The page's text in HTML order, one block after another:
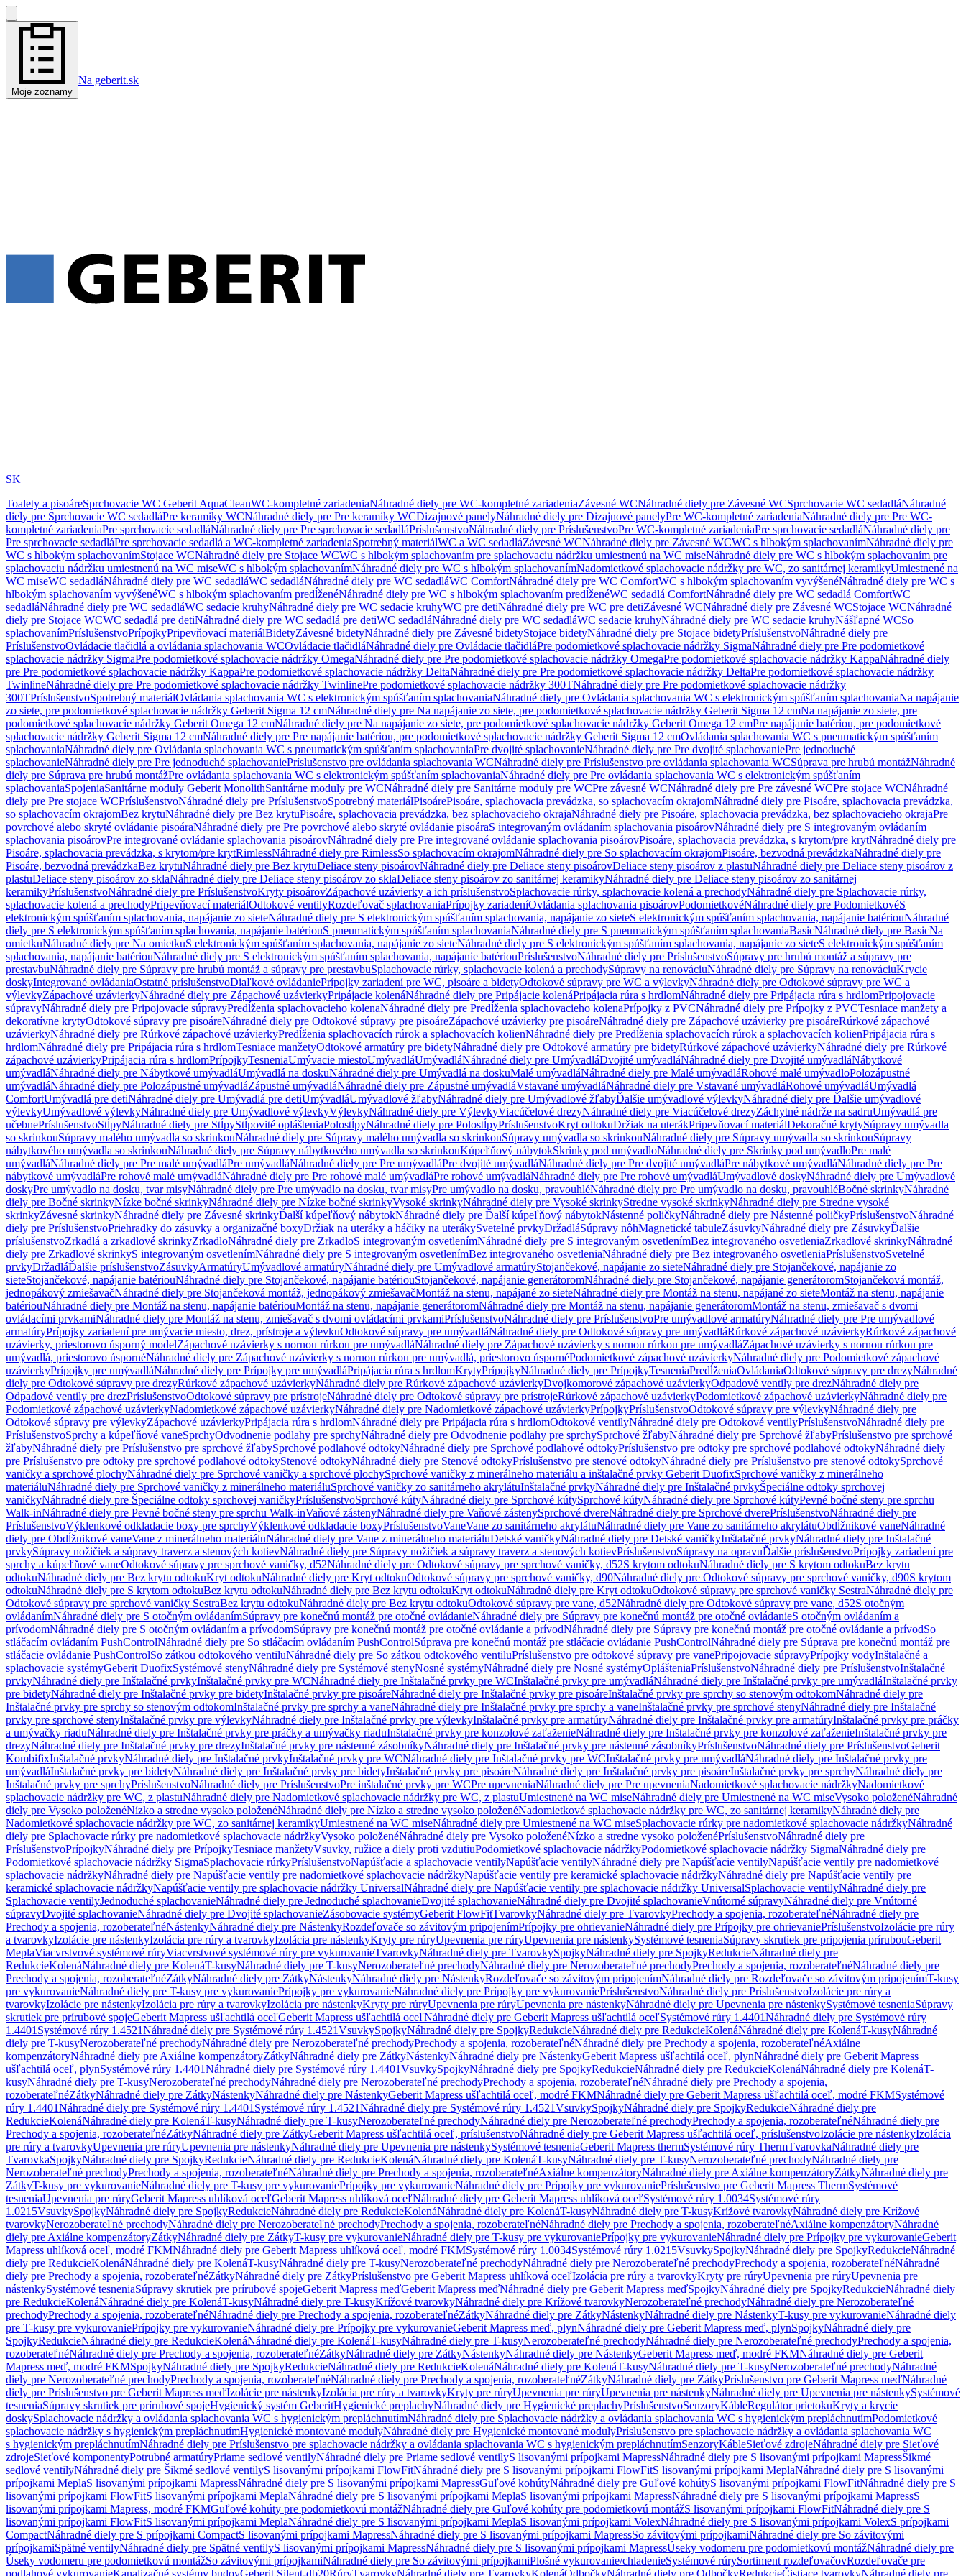
Moje zoznamy
Na geberit.sk
SK
Toalety a pisoáreSprchovacie WC Geberit AquaCleanWC-kompletné zariadeniaNáhradné diely pre WC-kompletné zariadeniaZávesné WCNáhradné diely pre Závesné WCSprchovacie WC sedadláNáhradné
diely pre Sprchovacie WC sedadláPre keramiky WCNáhradné diely pre Pre keramiky WCDizajnové panelyNáhradné diely pre Dizajnové panelyPre WC-kompletné zariadeniaNáhradné diely pre Pre WC-
kompletné zariadeniaPre sprchovacie sedadláNáhradné diely pre Pre sprchovacie sedadláPríslušenstvoNáhradné diely pre PríslušenstvoPre WC-kompletné zariadeniaPre sprchovacie sedadláNáhradné diely pre
Pre sprchovacie sedadláPre sprchovacie sedadlá a WC-kompletné zariadeniaSpotrebný materiálWC a WC sedadláZávesné WCNáhradné diely pre Závesné WCWC s hlbokým splachovanímNáhradné diely pre
WC s hlbokým splachovanímStojace WCNáhradné diely pre Stojace WCWC s hlbokým splachovaním pre splachovaciu nádržku umiestnenú na WC miseNáhradné diely pre WC s hlbokým splachovaním pre
splachovaciu nádržku umiestnenú na WC miseWC s hlbokým splachovanímNáhradné diely pre WC s hlbokým splachovanímNadomietkové splachovacie nádržky pre WC, zo sanitárnej keramikyUmiestnené na
WC miseWC sedadláNáhradné diely pre WC sedadláWC sedadláNáhradné diely pre WC sedadláWC ComfortNáhradné diely pre WC ComfortWC s hlbokým splachovaním vyvýšenéNáhradné diely pre WC s
hlbokým splachovaním vyvýšenéWC s hlbokým splachovaním predĺženéNáhradné diely pre WC s hlbokým splachovaním predĺženéWC sedadlá ComfortNáhradné diely pre WC sedadlá ComfortWC
sedadláNáhradné diely pre WC sedadláWC sedacie kruhyNáhradné diely pre WC sedacie kruhyWC pre detiNáhradné diely pre WC pre detiZávesné WCNáhradné diely pre Závesné WCStojace WCNáhradné
diely pre Stojace WCWC sedadlá pre detiNáhradné diely pre WC sedadlá pre detiWC sedadláNáhradné diely pre WC sedadláWC sedacie kruhyNáhradné diely pre WC sedacie kruhyNášľapné WCSo
splachovanímPríslušenstvoPrípojkyPripevňovací materiálBidetyZávesné bidetyNáhradné diely pre Závesné bidetyStojace bidetyNáhradné diely pre Stojace bidetyPríslušenstvoNáhradné diely pre
PríslušenstvoOvládacie tlačidlá a ovládania splachovania WCOvládacie tlačidláNáhradné diely pre Ovládacie tlačidláPre podomietkové splachovacie nádržky SigmaNáhradné diely pre Pre podomietkové
splachovacie nádržky SigmaPre podomietkové splachovacie nádržky OmegaNáhradné diely pre Pre podomietkové splachovacie nádržky OmegaPre podomietkové splachovacie nádržky KappaNáhradné diely
pre Pre podomietkové splachovacie nádržky KappaPre podomietkové splachovacie nádržky DeltaNáhradné diely pre Pre podomietkové splachovacie nádržky DeltaPre podomietkové splachovacie nádržky
TwinlineNáhradné diely pre Pre podomietkové splachovacie nádržky TwinlinePre podomietkové splachovacie nádržky 300TNáhradné diely pre Pre podomietkové splachovacie nádržky
300TPríslušenstvoSpotrebný materiálOvládania splachovania WC s elektronickým spúšťaním splachovaniaNáhradné diely pre Ovládania splachovania WC s elektronickým spúšťaním splachovaniaNa napájanie
zo siete, pre podomietkové splachovacie nádržky Geberit Sigma 12 cmNáhradné diely pre Na napájanie zo siete, pre podomietkové splachovacie nádržky Geberit Sigma 12 cmNa napájanie zo siete, pre
podomietkové splachovacie nádržky Geberit Omega 12 cmNáhradné diely pre Na napájanie zo siete, pre podomietkové splachovacie nádržky Geberit Omega 12 cmPre napájanie batériou, pre podomietkové
splachovacie nádržky Geberit Sigma 12 cmNáhradné diely pre Pre napájanie batériou, pre podomietkové splachovacie nádržky Geberit Sigma 12 cmOvládania splachovania WC s pneumatickým spúšťaním
splachovaniaNáhradné diely pre Ovládania splachovania WC s pneumatickým spúšťaním splachovaniaPre dvojité splachovanieNáhradné diely pre Pre dvojité splachovaniePre jednoduché
splachovanieNáhradné diely pre Pre jednoduché splachovaniePríslušenstvo pre ovládania splachovania WCNáhradné diely pre Príslušenstvo pre ovládania splachovania WCSúprava pre hrubú montážNáhradné
diely pre Súprava pre hrubú montážPre ovládania splachovania WC s elektronickým spúšťaním splachovaniaNáhradné diely pre Pre ovládania splachovania WC s elektronickým spúšťaním
splachovaniaSpojeniaSanitárne moduly Geberit MonolithSanitárne moduly pre WCNáhradné diely pre Sanitárne moduly pre WCPre závesné WCNáhradné diely pre Pre závesné WCPre stojace WCNáhradné
diely pre Pre stojace WCPríslušenstvoNáhradné diely pre PríslušenstvoSpotrebný materiálPisoárePisoáre, splachovacia prevádzka, so splachovacím okrajomNáhradné diely pre Pisoáre, splachovacia prevádzka,
so splachovacím okrajomBez krytuNáhradné diely pre Bez krytuPisoáre, splachovacia prevádzka, bez splachovacieho okrajaNáhradné diely pre Pisoáre, splachovacia prevádzka, bez splachovacieho okrajaPre
povrchové alebo skryté ovládanie pisoáraNáhradné diely pre Pre povrchové alebo skryté ovládanie pisoáraS integrovaným ovládaním splachovania pisoárovNáhradné diely pre S integrovaným ovládaním
splachovania pisoárovPre integrované ovládanie splachovania pisoárovNáhradné diely pre Pre integrované ovládanie splachovania pisoárovPisoáre, splachovacia prevádzka, s krytom/pre krytNáhradné diely pre
Pisoáre, splachovacia prevádzka, s krytom/pre krytRimlessNáhradné diely pre RimlessSo splachovacím okrajomNáhradné diely pre So splachovacím okrajomPisoáre, bezvodná prevádzkaNáhradné diely pre
Pisoáre, bezvodná prevádzkaBez krytuNáhradné diely pre Bez krytuDeliace steny pisoárovNáhradné diely pre Deliace steny pisoárovDeliace steny pisoárov z plastuNáhradné diely pre Deliace steny pisoárov z
plastuDeliace steny pisoárov zo sklaNáhradné diely pre Deliace steny pisoárov zo sklaDeliace steny pisoárov zo sanitárnej keramikyNáhradné diely pre Deliace steny pisoárov zo sanitárnej
keramikyPríslušenstvoNáhradné diely pre PríslušenstvoKryty pisoárovZápachové uzávierky a ich príslušenstvoSplachovacie rúrky, splachovacie kolená a prechodyNáhradné diely pre Splachovacie rúrky,
splachovacie kolená a prechodyPripevňovací materiálOdtokové ventilyRozdeľovač splachovaniaPrípojky zariadeníOvládania splachovania pisoárovPodomietkovéNáhradné diely pre PodomietkovéS
elektronickým spúšťaním splachovania, napájanie zo sieteNáhradné diely pre S elektronickým spúšťaním splachovania, napájanie zo sieteS elektronickým spúšťaním splachovania, napájanie batériouNáhradné
diely pre S elektronickým spúšťaním splachovania, napájanie batériouS pneumatickým spúšťaním splachovaniaNáhradné diely pre S pneumatickým spúšťaním splachovaniaBasicNáhradné diely pre BasicNa
omietkuNáhradné diely pre Na omietkuS elektronickým spúšťaním splachovania, napájanie zo sieteNáhradné diely pre S elektronickým spúšťaním splachovania, napájanie zo sieteS elektronickým spúšťaním
splachovania, napájanie batériouNáhradné diely pre S elektronickým spúšťaním splachovania, napájanie batériouPríslušenstvoNáhradné diely pre PríslušenstvoSúpravy pre hrubú montáž a súpravy pre
prestavbuNáhradné diely pre Súpravy pre hrubú montáž a súpravy pre prestavbuSplachovacie rúrky, splachovacie kolená a prechodySúpravy na renováciuNáhradné diely pre Súpravy na renováciuKrycie
doskyIntegrované ovládaniaOstatné príslušenstvoDiaľkové ovládaniePrípojky zariadení pre WC, pisoáre a bidetyOdtokové súpravy pre WC a výlevkyNáhradné diely pre Odtokové súpravy pre WC a
výlevkyZápachové uzávierkyNáhradné diely pre Zápachové uzávierkyPripájacie kolenáNáhradné diely pre Pripájacie kolenáPripájacia rúra s hrdlomNáhradné diely pre Pripájacia rúra s hrdlomPripojovacie
súpravyNáhradné diely pre Pripojovacie súpravyPredĺženia splachovacieho kolenaNáhradné diely pre Predĺženia splachovacieho kolenaPrípojky z PVCNáhradné diely pre Prípojky z PVCTesniace manžety a
dekoratívne krytyOdtokové súpravy pre pisoáreNáhradné diely pre Odtokové súpravy pre pisoáreZápachové uzávierky pre pisoáreNáhradné diely pre Zápachové uzávierky pre pisoáreRúrkové zápachové
uzávierkyNáhradné diely pre Rúrkové zápachové uzávierkyPredĺženia splachovacích rúrok a splachovacích kolienNáhradné diely pre Predĺženia splachovacích rúrok a splachovacích kolienPripájacia rúra s
hrdlomNáhradné diely pre Pripájacia rúra s hrdlomTesniace manžetyOdtokové armatúry pre bidetyNáhradné diely pre Odtokové armatúry pre bidetyRúrkové zápachové uzávierkyNáhradné diely pre Rúrkové
zápachové uzávierkyPripájacia rúra s hrdlomPrípojkyTesneniaUmývacie miestoUmývadláUmývadláNáhradné diely pre UmývadláDvojité umývadláNáhradné diely pre Dvojité umývadláNábytkové
umývadláNáhradné diely pre Nábytkové umývadláUmývadlá na doskuNáhradné diely pre Umývadlá na doskuMalé umývadláNáhradné diely pre Malé umývadláRohové malé umývadloPolozápustné
umývadláNáhradné diely pre Polozápustné umývadláZápustné umývadláNáhradné diely pre Zápustné umývadláVstavané umývadláNáhradné diely pre Vstavané umývadláRohové umývadláUmývadlá
ComfortUmývadlá pre detiNáhradné diely pre Umývadlá pre detiUmývadláUmývadlové žľabyNáhradné diely pre Umývadlové žľabyĎalšie umývadlové výlevkyNáhradné diely pre Ďalšie umývadlové
výlevkyUmývadlové výlevkyNáhradné diely pre Umývadlové výlevkyVýlevkyNáhradné diely pre VýlevkyViacúčelové drezyNáhradné diely pre Viacúčelové drezyZáchytné nádrže na sadruUmývadlá pre
učebnePríslušenstvoStĺpyNáhradné diely pre StĺpyStĺpovité oplášteniaPolostĺpyNáhradné diely pre PolostĺpyPríslušenstvoKryt odtokuDržiak na uterákPripevňovací materiálDekoračné krytySúpravy umývadla
so skrinkouSúpravy malého umývadla so skrinkouNáhradné diely pre Súpravy malého umývadla so skrinkouSúpravy umývadla so skrinkouNáhradné diely pre Súpravy umývadla so skrinkouSúpravy
nábytkového umývadla so skrinkouNáhradné diely pre Súpravy nábytkového umývadla so skrinkouKúpeľňový nábytokSkrinky pod umývadloNáhradné diely pre Skrinky pod umývadloPre malé
umývadláNáhradné diely pre Pre malé umývadláPre umývadláNáhradné diely pre Pre umývadláPre dvojité umývadláNáhradné diely pre Pre dvojité umývadláPre nábytkové umývadláNáhradné diely pre Pre
nábytkové umývadláPre rohové malé umývadláNáhradné diely pre Pre rohové malé umývadláPre rohové umývadláNáhradné diely pre Pre rohové umývadláUmývadlové doskyNáhradné diely pre Umývadlové
doskyPre umývadlo na dosku, tvar misyNáhradné diely pre Pre umývadlo na dosku, tvar misyPre umývadlo na dosku, pravouhléNáhradné diely pre Pre umývadlo na dosku, pravouhléBočné skrinkyNáhradné
diely pre Bočné skrinkyNízke bočné skrinkyNáhradné diely pre Nízke bočné skrinkyVysoké skrinkyNáhradné diely pre Vysoké skrinkyStredne vysoké skrinkyNáhradné diely pre Stredne vysoké
skrinkyZávesné skrinkyNáhradné diely pre Závesné skrinkyĎalší kúpeľňový nábytokNáhradné diely pre Ďalší kúpeľňový nábytokNástenné poličkyNáhradné diely pre Nástenné poličkyPríslušenstvoNáhradné
diely pre PríslušenstvoPriehradky do zásuvky a organizačné boxyDržiak na uteráky a háčiky na uterákySvetelné prvkyDržadláSúpravy nôhMagnetické tabuleZásuvkyNáhradné diely pre ZásuvkyĎalšie
príslušenstvoZrkadlá a zrkadlové skrinkyZrkadloNáhradné diely pre ZrkadloS integrovaným osvetlenímNáhradné diely pre S integrovaným osvetlenímBez integrovaného osvetleniaZrkadlové skrinkyNáhradné
diely pre Zrkadlové skrinkyS integrovaným osvetlenímNáhradné diely pre S integrovaným osvetlenímBez integrovaného osvetleniaNáhradné diely pre Bez integrovaného osvetleniaPríslušenstvoSvetelné
prvkyDržadláĎalšie príslušenstvoZásuvkyArmatúryUmývadlové armatúryNáhradné diely pre Umývadlové armatúryStojančekové, napájanie zo sieteNáhradné diely pre Stojančekové, napájanie zo
sieteStojančekové, napájanie batériouNáhradné diely pre Stojančekové, napájanie batériouStojančekové, napájanie generátoromNáhradné diely pre Stojančekové, napájanie generátoromStojančeková montáž,
jednopákový zmiešavačNáhradné diely pre Stojančeková montáž, jednopákový zmiešavačMontáž na stenu, napájané zo sieteNáhradné diely pre Montáž na stenu, napájané zo sieteMontáž na stenu, napájanie
batériouNáhradné diely pre Montáž na stenu, napájanie batériouMontáž na stenu, napájanie generátoromNáhradné diely pre Montáž na stenu, napájanie generátoromMontáž na stenu, zmiešavač s dvomi
ovládacími prvkamiNáhradné diely pre Montáž na stenu, zmiešavač s dvomi ovládacími prvkamiPríslušenstvoNáhradné diely pre PríslušenstvoPre umývadlové armatúryNáhradné diely pre Pre umývadlové
armatúryPrípojky zariadení pre umývacie miesto, drez, prístroje a výlevkuOdtokové súpravy pre umývadláNáhradné diely pre Odtokové súpravy pre umývadláRúrkové zápachové uzávierkyRúrkové zápachové
uzávierky, priestorovo úsporný modelZápachové uzávierky s nornou rúrkou pre umývadláNáhradné diely pre Zápachové uzávierky s nornou rúrkou pre umývadláZápachové uzávierky s nornou rúrkou pre
umývadlá, priestorovo úspornéNáhradné diely pre Zápachové uzávierky s nornou rúrkou pre umývadlá, priestorovo úspornéPodomietkové zápachové uzávierkyNáhradné diely pre Podomietkové zápachové
uzávierkyPrípojky pre umývadláNáhradné diely pre Prípojky pre umývadláPripájacia rúra s hrdlomKrytyPrípojkyNáhradné diely pre PrípojkyTesneniaPredĺženiaOvládaniaOdtokové súpravy pre drezyNáhradné
diely pre Odtokové súpravy pre drezyRúrkové zápachové uzávierkyNáhradné diely pre Rúrkové zápachové uzávierkyDvojkomorové zápachové uzávierkyOdpadové ventily pre drezNáhradné diely pre
Odpadové ventily pre drezPríslušenstvoOdtokové súpravy pre prístrojeNáhradné diely pre Odtokové súpravy pre prístrojeRúrkové zápachové uzávierkyPodomietkové zápachové uzávierkyNáhradné diely pre
Podomietkové zápachové uzávierkyNadomietkové zápachové uzávierkyNáhradné diely pre Nadomietkové zápachové uzávierkyPrípojkyPríslušenstvoOdtokové súpravy pre výlevkyNáhradné diely pre
Odtokové súpravy pre výlevkyZápachové uzávierkyPripájacia rúra s hrdlomNáhradné diely pre Pripájacia rúra s hrdlomOdtokové ventilyNáhradné diely pre Odtokové ventilyPríslušenstvoNáhradné diely pre
PríslušenstvoSprchy a kúpeľňové vaneSprchyOdvodnenie podlahy pre sprchyNáhradné diely pre Odvodnenie podlahy pre sprchySprchové žľabyNáhradné diely pre Sprchové žľabyPríslušenstvo pre sprchové
žľabyNáhradné diely pre Príslušenstvo pre sprchové žľabySprchové podlahové odtokyNáhradné diely pre Sprchové podlahové odtokyPríslušenstvo pre odtoky pre sprchové podlahové odtokyNáhradné diely
pre Príslušenstvo pre odtoky pre sprchové podlahové odtokyStenové odtokyNáhradné diely pre Stenové odtokyPríslušenstvo pre stenové odtokyNáhradné diely pre Príslušenstvo pre stenové odtokySprchové
vaničky a sprchové plochyNáhradné diely pre Sprchové vaničky a sprchové plochySprchové vaničky z minerálneho materiálu a inštalačné prvky Geberit DuofixSprchové vaničky z minerálneho
materiáluNáhradné diely pre Sprchové vaničky z minerálneho materiáluSprchové vaničky zo sanitárneho akrylátuInštalačné prvkyNáhradné diely pre Inštalačné prvkyŠpeciálne odtoky sprchovej
vaničkyNáhradné diely pre Špeciálne odtoky sprchovej vaničkyPríslušenstvoSprchové kútyNáhradné diely pre Sprchové kútySprchové kútyNáhradné diely pre Sprchové kútyPevné bočné steny pre sprchu
Walk-inNáhradné diely pre Pevné bočné steny pre sprchu Walk-inVaňové zástenyNáhradné diely pre Vaňové zástenySprchové dvereNáhradné diely pre Sprchové dverePríslušenstvoNáhradné diely pre
PríslušenstvoVýklenkové odkladacie boxy pre sprchyVýklenkové odkladacie boxyPríslušenstvoVaneVane zo sanitárneho akrylátuNáhradné diely pre Vane zo sanitárneho akrylátuObdĺžnikové vaneNáhradné
diely pre Obdĺžnikové vaneVane z minerálneho materiáluNáhradné diely pre Vane z minerálneho materiáluDetské vaničkyNáhradné diely pre Detské vaničkyInštalačné prvkyNáhradné diely pre Inštalačné
prvkySúpravy nožičiek a súpravy traverz a stenových kotievNáhradné diely pre Súpravy nožičiek a súpravy traverz a stenových kotievPríslušenstvoSúpravy na opravuĎalšie príslušenstvoPrípojky zariadení pre
sprchy a kúpeľňové vaneOdtokové súpravy pre sprchové vaničky, d52Náhradné diely pre Odtokové súpravy pre sprchové vaničky, d52S krytom odtokuNáhradné diely pre S krytom odtokuBez krytu
odtokuNáhradné diely pre Bez krytu odtokuKryt odtokuNáhradné diely pre Kryt odtokuOdtokové súpravy pre sprchové vaničky, d90Náhradné diely pre Odtokové súpravy pre sprchové vaničky, d90S krytom
odtokuNáhradné diely pre S krytom odtokuBez krytu odtokuNáhradné diely pre Bez krytu odtokuKryt odtokuNáhradné diely pre Kryt odtokuOdtokové súpravy pre sprchové vaničky SestraNáhradné diely pre
Odtokové súpravy pre sprchové vaničky SestraBez krytu odtokuNáhradné diely pre Bez krytu odtokuOdtokové súpravy pre vane, d52Náhradné diely pre Odtokové súpravy pre vane, d52S otočným
ovládanímNáhradné diely pre S otočným ovládanímSúpravy pre konečnú montáž pre otočné ovládanieNáhradné diely pre Súpravy pre konečnú montáž pre otočné ovládanieS otočným ovládaním a
prívodomNáhradné diely pre S otočným ovládaním a prívodomSúpravy pre konečnú montáž pre otočné ovládanie a prívodNáhradné diely pre Súpravy pre konečnú montáž pre otočné ovládanie a prívodSo
stláčacím ovládaním PushControlNáhradné diely pre So stláčacím ovládaním PushControlSúprava pre konečnú montáž pre stláčacie ovládanie PushControlNáhradné diely pre Súprava pre konečnú montáž pre
stláčacie ovládanie PushControlSo zátkou odtokového ventiluNáhradné diely pre So zátkou odtokového ventiluPríslušenstvo pre odtokové súpravy pre vanePripojovacie súpravyPrípojky vodyInštalačné a
splachovacie systémyGeberit DuofixSystémové stenyNáhradné diely pre Systémové stenyNosné systémyNáhradné diely pre Nosné systémyOplášteniaPríslušenstvoNáhradné diely pre PríslušenstvoInštalačné
prvkyNáhradné diely pre Inštalačné prvkyInštalačné prvky pre WCNáhradné diely pre Inštalačné prvky pre WCInštalačné prvky pre umývadláNáhradné diely pre Inštalačné prvky pre umývadláInštalačné prvky
pre bidetyNáhradné diely pre Inštalačné prvky pre bidetyInštalačné prvky pre pisoáreNáhradné diely pre Inštalačné prvky pre pisoáreInštalačné prvky pre sprchy so stenovým odtokomNáhradné diely pre
Inštalačné prvky pre sprchy so stenovým odtokomInštalačné prvky pre sprchy a vaneNáhradné diely pre Inštalačné prvky pre sprchy a vaneInštalačné prvky pre sprchové stenyNáhradné diely pre Inštalačné
prvky pre sprchové stenyInštalačné prvky pre výlevkyNáhradné diely pre Inštalačné prvky pre výlevkyInštalačné prvky pre armatúryNáhradné diely pre Inštalačné prvky pre armatúryInštalačné prvky pre práčky
a umývačky riaduNáhradné diely pre Inštalačné prvky pre práčky a umývačky riaduInštalačné prvky pre konzolové zaťaženieNáhradné diely pre Inštalačné prvky pre konzolové zaťaženieInštalačné prvky pre
drezyNáhradné diely pre Inštalačné prvky pre drezyInštalačné prvky pre nástenné zásobníkyNáhradné diely pre Inštalačné prvky pre nástenné zásobníkyPríslušenstvoNáhradné diely pre PríslušenstvoGeberit
KombifixInštalačné prvkyNáhradné diely pre Inštalačné prvkyInštalačné prvky pre WCNáhradné diely pre Inštalačné prvky pre WCInštalačné prvky pre umývadláNáhradné diely pre Inštalačné prvky pre
umývadláInštalačné prvky pre bidetyNáhradné diely pre Inštalačné prvky pre bidetyInštalačné prvky pre pisoáreNáhradné diely pre Inštalačné prvky pre pisoáreInštalačné prvky pre sprchyNáhradné diely pre
Inštalačné prvky pre sprchyPríslušenstvoNáhradné diely pre PríslušenstvoPre inštalačné prvky pre WCPre upevneniaNáhradné diely pre Pre upevneniaNadomietkové splachovacie nádržkyNadomietkové
splachovacie nádržky pre WC, z plastuNáhradné diely pre Nadomietkové splachovacie nádržky pre WC, z plastuUmiestnené na WC miseNáhradné diely pre Umiestnené na WC miseVysoko položenéNáhradné
diely pre Vysoko položenéNízko a stredne vysoko položenéNáhradné diely pre Nízko a stredne vysoko položenéNadomietkové splachovacie nádržky pre WC, zo sanitárnej keramikyNáhradné diely pre
Nadomietkové splachovacie nádržky pre WC, zo sanitárnej keramikyUmiestnené na WC miseNáhradné diely pre Umiestnené na WC miseSplachovacie rúrky pre nadomietkové splachovacie nádržkyNáhradné
diely pre Splachovacie rúrky pre nadomietkové splachovacie nádržkyVysoko položenéNáhradné diely pre Vysoko položenéNízko a stredne vysoko položenéPríslušenstvoNáhradné diely pre
PríslušenstvoPrípojkyNáhradné diely pre PrípojkyTesniace manžetyVsuvky, ružice a diely proti vzdutiuPodomietkové splachovacie nádržkyPodomietkové splachovacie nádržky SigmaNáhradné diely pre
Podomietkové splachovacie nádržky SigmaSplachovacie rúrkyPríslušenstvoNapúšťacie a splachovacie ventilyNapúšťacie ventilyNáhradné diely pre Napúšťacie ventilyNapúšťacie ventily pre nadomietkové
splachovacie nádržkyNáhradné diely pre Napúšťacie ventily pre nadomietkové splachovacie nádržkyNapúšťacie ventily pre keramické splachovacie nádržkyNáhradné diely pre Napúšťacie ventily pre
keramické splachovacie nádržkyNapúšťacie ventily pre splachovacie nádržky UniversalNáhradné diely pre Napúšťacie ventily pre splachovacie nádržky UniversalSplachovacie ventilyNáhradné diely pre
Splachovacie ventilyJednoduché splachovanieNáhradné diely pre Jednoduché splachovanieDvojité splachovanieNáhradné diely pre Dvojité splachovanieVnútorné súpravyNáhradné diely pre Vnútorné
súpravyDvojité splachovanieNáhradné diely pre Dvojité splachovanieZásobovacie systémyGeberit FlowFitTvarovkyNáhradné diely pre TvarovkyPrechody a spojenia, rozoberateľnéNáhradné diely pre
Prechody a spojenia, rozoberateľnéNástenkyNáhradné diely pre NástenkyRozdeľovače so závitovým pripojenímPrípojky pre ohrievanieNáhradné diely pre Prípojky pre ohrievaniePríslušenstvoIzolácie pre rúry
a tvarovkyIzolácie pre nástenkyIzolácia pre rúry a tvarovkyIzolácia pre nástenkyKryty pre rúryUpevnenia pre rúryUpevnenia pre nástenkySystémové tesneniaSúpravy skrutiek pre pripojenia prírubouGeberit
MeplaViacvrstvové systémové rúryViacvrstvové systémové rúry pre vykurovanieTvarovkyNáhradné diely pre TvarovkySpojkyNáhradné diely pre SpojkyRedukcieNáhradné diely pre
RedukcieKolenáNáhradné diely pre KolenáT-kusyNáhradné diely pre T-kusyNerozoberateľné prechodyNáhradné diely pre Nerozoberateľné prechodyPrechody a spojenia, rozoberateľnéNáhradné diely pre
Prechody a spojenia, rozoberateľnéZátkyNáhradné diely pre ZátkyNástenkyNáhradné diely pre NástenkyRozdeľovače so závitovým pripojenímNáhradné diely pre Rozdeľovače so závitovým pripojenímT-kusy
pre vykurovanieNáhradné diely pre T-kusy pre vykurovaniePrípojky pre vykurovanieNáhradné diely pre Prípojky pre vykurovaniePríslušenstvoNáhradné diely pre PríslušenstvoIzolácie pre rúry a
tvarovkyIzolácie pre nástenkyIzolácia pre rúry a tvarovkyIzolácia pre nástenkyKryty pre rúryUpevnenia pre rúryUpevnenia pre nástenkyNáhradné diely pre Upevnenia pre nástenkySystémové tesneniaSúpravy
skrutiek pre prírubové spojeGeberit Mapress ušľachtilá oceľGeberit Mapress ušľachtilá oceľNáhradné diely pre Geberit Mapress ušľachtilá oceľSystémové rúry 1.4401Náhradné diely pre Systémové rúry
1.4401 Systémové rúry 1.4521Náhradné diely pre Systémové rúry 1.4521VsuvkySpojkyNáhradné diely pre SpojkyRedukcieNáhradné diely pre RedukcieKolenáNáhradné diely pre KolenáT-kusyNáhradné
diely pre T-kusyNerozoberateľné prechodyNáhradné diely pre Nerozoberateľné prechodyPrechody a spojenia, rozoberateľnéNáhradné diely pre Prechody a spojenia, rozoberateľnéAxiálne
kompenzátoryNáhradné diely pre Axiálne kompenzátoryZátkyNáhradné diely pre ZátkyNástenkyNáhradné diely pre NástenkyGeberit Mapress ušľachtilá oceľ, plynNáhradné diely pre Geberit Mapress
ušľachtilá oceľ, plynSystémové rúry 1.4401Náhradné diely pre Systémové rúry 1.4401VsuvkySpojkyNáhradné diely pre SpojkyRedukcieNáhradné diely pre RedukcieKolenáNáhradné diely pre KolenáT-
kusyNáhradné diely pre T-kusyNerozoberateľné prechodyNáhradné diely pre Nerozoberateľné prechodyPrechody a spojenia, rozoberateľnéNáhradné diely pre Prechody a spojenia,
rozoberateľnéZátkyNáhradné diely pre ZátkyNástenkyNáhradné diely pre NástenkyGeberit Mapress ušľachtilá oceľ, modré FKMNáhradné diely pre Geberit Mapress ušľachtilá oceľ, modré FKMSystémové
rúry 1.4401Náhradné diely pre Systémové rúry 1.4401 Systémové rúry 1.4521Náhradné diely pre Systémové rúry 1.4521VsuvkySpojkyNáhradné diely pre SpojkyRedukcieNáhradné diely pre
RedukcieKolenáNáhradné diely pre KolenáT-kusyNáhradné diely pre T-kusyNerozoberateľné prechodyNáhradné diely pre Nerozoberateľné prechodyPrechody a spojenia, rozoberateľnéNáhradné diely pre
Prechody a spojenia, rozoberateľnéZátkyNáhradné diely pre ZátkyGeberit Mapress ušľachtilá oceľ, príslušenstvoNáhradné diely pre Geberit Mapress ušľachtilá oceľ, príslušenstvoIzolácie pre nástenkyIzolácia
pre rúry a tvarovkyUpevnenia pre rúryUpevnenia pre nástenkyNáhradné diely pre Upevnenia pre nástenkySystémové tesneniaGeberit Mapress thermSystémové rúry ThermTvarovkaNáhradné diely pre
TvarovkaSpojkyNáhradné diely pre SpojkyRedukcieNáhradné diely pre RedukcieKolenáNáhradné diely pre KolenáT-kusyNáhradné diely pre T-kusyNerozoberateľné prechodyNáhradné diely pre
Nerozoberateľné prechodyPrechody a spojenia, rozoberateľnéNáhradné diely pre Prechody a spojenia, rozoberateľnéAxiálne kompenzátoryNáhradné diely pre Axiálne kompenzátoryZátkyNáhradné diely pre
ZátkyT-kusy pre vykurovanieNáhradné diely pre T-kusy pre vykurovaniePrípojky pre vykurovanieNáhradné diely pre Prípojky pre vykurovaniePríslušenstvo pre Geberit Mapress ThermSystémové
tesneniaUpevnenia pre rúryGeberit Mapress uhlíková oceľGeberit Mapress uhlíková oceľNáhradné diely pre Geberit Mapress uhlíková oceľSystémové rúry 1.0034Systémové rúry
1.0215VsuvkySpojkyNáhradné diely pre SpojkyRedukcieNáhradné diely pre RedukcieKolenáNáhradné diely pre KolenáT-kusyNáhradné diely pre T-kusyKrížové tvarovkyNáhradné diely pre Krížové
tvarovkyNerozoberateľné prechodyNáhradné diely pre Nerozoberateľné prechodyPrechody a spojenia, rozoberateľnéNáhradné diely pre Prechody a spojenia, rozoberateľnéAxiálne kompenzátoryNáhradné
diely pre Axiálne kompenzátoryZátkyNáhradné diely pre ZátkyT-kusy pre vykurovanieNáhradné diely pre T-kusy pre vykurovaniePrípojky pre vykurovanieNáhradné diely pre Prípojky pre vykurovanieGeberit
Mapress uhlíková oceľ, modré FKMNáhradné diely pre Geberit Mapress uhlíková oceľ, modré FKMSystémové rúry 1.0034Systémové rúry 1.0215VsuvkySpojkyNáhradné diely pre SpojkyRedukcieNáhradné
diely pre RedukcieKolenáNáhradné diely pre KolenáT-kusyNáhradné diely pre T-kusyNerozoberateľné prechodyNáhradné diely pre Nerozoberateľné prechodyPrechody a spojenia, rozoberateľnéNáhradné
diely pre Prechody a spojenia, rozoberateľnéZátkyNáhradné diely pre ZátkyPríslušenstvo pre Geberit Mapress uhlíková oceľIzolácia pre rúry a tvarovkyKryty pre rúryUpevnenia pre rúryUpevnenia pre
nástenkySystémové tesneniaSúpravy skrutiek pre prírubové spojeGeberit Mapress meďGeberit Mapress meďNáhradné diely pre Geberit Mapress meďSpojkyNáhradné diely pre SpojkyRedukcieNáhradné diely
pre RedukcieKolenáNáhradné diely pre KolenáT-kusyNáhradné diely pre T-kusyKrížové tvarovkyNáhradné diely pre Krížové tvarovkyNerozoberateľné prechodyNáhradné diely pre Nerozoberateľné
prechodyPrechody a spojenia, rozoberateľnéNáhradné diely pre Prechody a spojenia, rozoberateľnéZátkyNáhradné diely pre ZátkyNástenkyNáhradné diely pre NástenkyT-kusy pre vykurovanieNáhradné diely
pre T-kusy pre vykurovaniePrípojky pre vykurovanieNáhradné diely pre Prípojky pre vykurovanieGeberit Mapress meď, plynNáhradné diely pre Geberit Mapress meď, plynSpojkyNáhradné diely pre
SpojkyRedukcieNáhradné diely pre RedukcieKolenáNáhradné diely pre KolenáT-kusyNáhradné diely pre T-kusyNerozoberateľné prechodyNáhradné diely pre Nerozoberateľné prechodyPrechody a spojenia,
rozoberateľnéNáhradné diely pre Prechody a spojenia, rozoberateľnéZátkyNáhradné diely pre ZátkyNástenkyNáhradné diely pre NástenkyGeberit Mapress meď, modré FKMNáhradné diely pre Geberit
Mapress meď, modré FKMSpojkyNáhradné diely pre SpojkyRedukcieNáhradné diely pre RedukcieKolenáNáhradné diely pre KolenáT-kusyNáhradné diely pre T-kusyNerozoberateľné prechodyNáhradné
diely pre Nerozoberateľné prechodyPrechody a spojenia, rozoberateľnéNáhradné diely pre Prechody a spojenia, rozoberateľnéZátkyNáhradné diely pre ZátkyPríslušenstvo pre Geberit Mapress meďNáhradné
diely pre Príslušenstvo pre Geberit Mapress meďIzolácie pre nástenkyIzolácia pre rúry a tvarovkyKryty pre rúryUpevnenia pre rúryUpevnenia pre nástenkyNáhradné diely pre Upevnenia pre nástenkySystémové
tesneniaSúpravy skrutiek pre prírubové spojeHygienický systém GeberitHygienické preplachyNáhradné diely pre Hygienické preplachyPríslušenstvoSenzoryKábleRegulátor prietokuKryty a krycie
doskySplachovacie nádržky a ovládania splachovania WC s hygienickým prepláchnutímNáhradné diely pre Splachovacie nádržky a ovládania splachovania WC s hygienickým prepláchnutímPodomietkové
splachovacie nádržky s hygienickým prepláchnutímHygienické montované modulyNáhradné diely pre Hygienické montované modulyPríslušenstvo pre splachovacie nádržky a ovládania splachovania WC
s hygienickým prepláchnutímNáhradné diely pre Príslušenstvo pre splachovacie nádržky a ovládania splachovania WC s hygienickým prepláchnutímSenzoryKábleSieťové zdrojeNáhradné diely pre Sieťové
zdrojeSieťové komponentyPotrubné armatúryPriame sedlové ventilyNáhradné diely pre Priame sedlové ventilyS lisovanými prípojkami MapressNáhradné diely pre S lisovanými prípojkami MapressŠikmé
sedlové ventilyNáhradné diely pre Šikmé sedlové ventilyS lisovanými prípojkami FlowFitNáhradné diely pre S lisovanými prípojkami FlowFitS lisovanými prípojkami MeplaNáhradné diely pre S lisovanými
prípojkami MeplaS lisovanými prípojkami MapressNáhradné diely pre S lisovanými prípojkami MapressGuľové kohútyNáhradné diely pre Guľové kohútyS lisovanými prípojkami FlowFitNáhradné diely pre S
lisovanými prípojkami FlowFitS lisovanými prípojkami MeplaNáhradné diely pre S lisovanými prípojkami MeplaS lisovanými prípojkami MapressNáhradné diely pre S lisovanými prípojkami MapressS
lisovanými prípojkami Mapress, modré FKMGuľové kohúty pre podomietkovú montážNáhradné diely pre Guľové kohúty pre podomietkovú montážS lisovanými prípojkami FlowFitNáhradné diely pre S
lisovanými prípojkami FlowFitS lisovanými prípojkami MeplaNáhradné diely pre S lisovanými prípojkami MeplaS lisovanými prípojkami VolexNáhradné diely pre S lisovanými prípojkami VolexS prípojkami
CompactNáhradné diely pre S prípojkami CompactS lisovanými prípojkami MapressNáhradné diely pre S lisovanými prípojkami MapressSo závitovými prípojkamiNáhradné diely pre So závitovými
prípojkamiSpätné ventilyNáhradné diely pre Spätné ventilyS lisovanými prípojkami MapressNáhradné diely pre S lisovanými prípojkami MapressÚseky vodomeru pre podomietkovú montážNáhradné diely pre
Úseky vodomeru pre podomietkovú montážSo závitovými prípojkamiNáhradné diely pre So závitovými prípojkamiPlošné vykurovanie/chladenieSystémové rúrySortiment rozdeľovačovRozdeľovače pre
podlahové vykurovanieKanalizačné systémy budovGeberit Silent-db20RúryTvarovkyNáhradné diely pre TvarovkyKolenáOdbočkyNáhradné diely pre OdbočkyRedukcieČistiace tvarovkyNáhradné diely pre